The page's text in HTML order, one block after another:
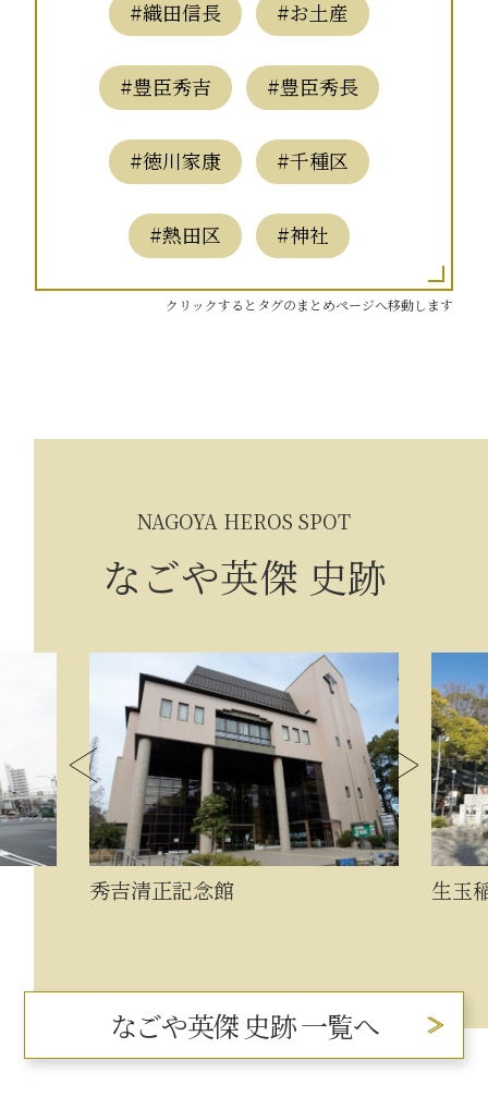
#織田信長 #お土産
#豊臣秀吉 #豊臣秀長
#徳川家康 #千種区
#熱田区 #神社
クリックするとタグのまとめページへ移動します
NAGOYA HEROS SPOT
なごや英傑 史跡
秀吉清正記念館 生玉
なごや英傑 史跡 一覧へ